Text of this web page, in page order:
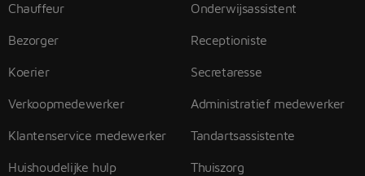
Chauffeur
Bezorger
Koerier
Verkoopmedewerker
Klantenservice medewerker
Huishoudelijke hulp
Onderwijsassistent
Receptioniste
Secretaresse
Administratief medewerker
Tandartsassistente
Thuiszorg